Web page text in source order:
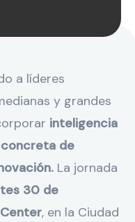
a líderes
y grandes
inteligencia
de
La jornada
30 de
, en la Ciudad